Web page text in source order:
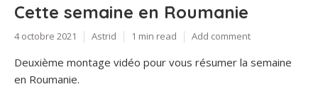
Cette semaine en Roumanie
4 octobre 2021 Astrid 1 min read Add comment
Deuxième montage vidéo pour vous résumer la semaine
en Roumanie.